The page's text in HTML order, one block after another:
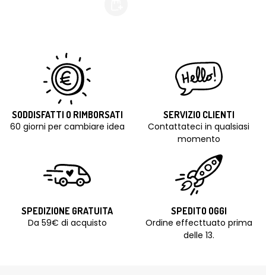
SODDISFATTI O RIMBORSATI
60 giorni per cambiare idea
SERVIZIO CLIENTI
Contattateci in qualsiasi
momento
SPEDIZIONE GRATUITA
Da 59€ di acquisto
SPEDITO OGGI
Ordine effecttuato prima
delle 13.